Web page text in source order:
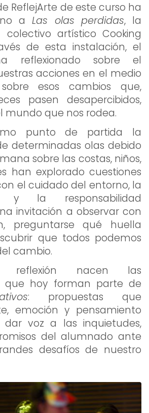
ReflejArte de este curso ha
a Las olas perdidas, la
colectivo artístico Cooking
de esta instalación, el
reflexionado sobre el
acciones en el medio
esos cambios que,
pasen desapercibidos,
mundo que nos rodea.
punto de partida la
determinadas olas debido
sobre las costas, niños,
han explorado cuestiones
el cuidado del entorno, la
y la responsabilidad
invitación a observar con
preguntarse qué huella
que todos podemos
cambio.
reflexión nacen las
que hoy forman parte de
: propuestas que
emoción y pensamiento
voz a las inquietudes,
del alumnado ante
desafíos de nuestro